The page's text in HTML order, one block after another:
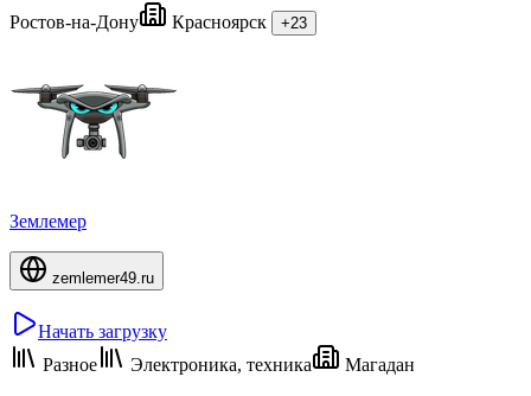
Ростов-на-Дону
Красноярск +23
Землемер
zemlemer49.ru
Начать загрузку
Разное
Электроника, техника Магадан